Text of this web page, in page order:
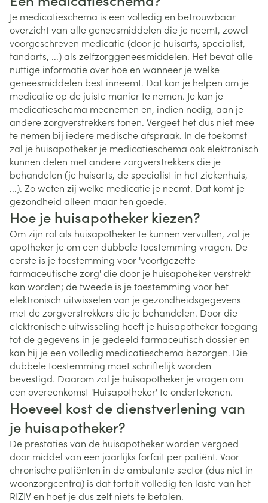
Je medicatieschema is een volledig en betrouwbaar
overzicht van alle geneesmiddelen die je neemt, zowel
voorgeschreven medicatie (door je huisarts, specialist,
tandarts, ...) als zelfzorggeneesmiddelen. Het bevat alle
nuttige informatie over hoe en wanneer je welke
geneesmiddelen best inneemt. Dat kan je helpen om je
medicatie op de juiste manier te nemen. Je kan je
medicatieschema meenemen en, indien nodig, aan je
andere zorgverstrekkers tonen. Vergeet het dus niet mee
te nemen bij iedere medische afspraak. In de toekomst
zal je huisapotheker je medicatieschema ook elektronisch
kunnen delen met andere zorgverstrekkers die je
behandelen (je huisarts, de specialist in het ziekenhuis,
...). Zo weten zij welke medicatie je neemt. Dat komt je
gezondheid alleen maar ten goede.
Hoe je huisapotheker kiezen?
Om zijn rol als huisapotheker te kunnen vervullen, zal je
apotheker je om een dubbele toestemming vragen. De
eerste is je toestemming voor 'voortgezette
farmaceutische zorg' die door je huisapoheker verstrekt
kan worden; de tweede is je toestemming voor het
elektronisch uitwisselen van je gezondheidsgegevens
met de zorgverstrekkers die je behandelen. Door die
elektronische uitwisseling heeft je huisapotheker toegang
tot de gegevens in je gedeeld farmaceutisch dossier en
kan hij je een volledig medicatieschema bezorgen. Die
dubbele toestemming moet schriftelijk worden
bevestigd. Daarom zal je huisapotheker je vragen om
een overeenkomst 'Huisapotheker' te ondertekenen.
Hoeveel kost de dienstverlening van
je huisapotheker?
De prestaties van de huisapotheker worden vergoed
door middel van een jaarlijks forfait per patiënt. Voor
chronische patiënten in de ambulante sector (dus niet in
woonzorgcentra) is dat forfait volledig ten laste van het
RIZIV en hoef je dus zelf niets te betalen.